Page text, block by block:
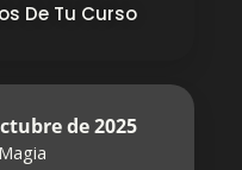
De Tu Curso
de 2025